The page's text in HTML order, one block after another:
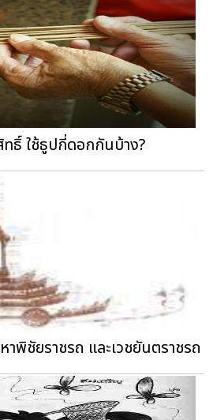
ธิ์ ใช้ธูปกี่ดอกกันบ้าง?
าพิชัยราชรถ และเวชยันตราชรถ